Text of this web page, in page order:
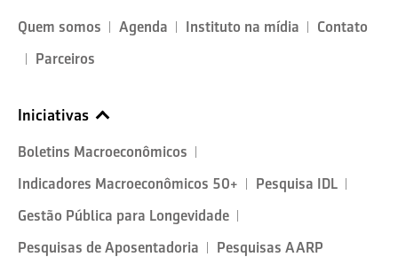
Quem somos Agenda Instituto na mídia
Contato
Parceiros
Iniciativas
Boletins Macroeconômicos
Indicadores Macroeconômicos 50+
Pesquisa IDL
Gestão Pública para Longevidade
Pesquisas de Aposentadoria
Pesquisas AARP